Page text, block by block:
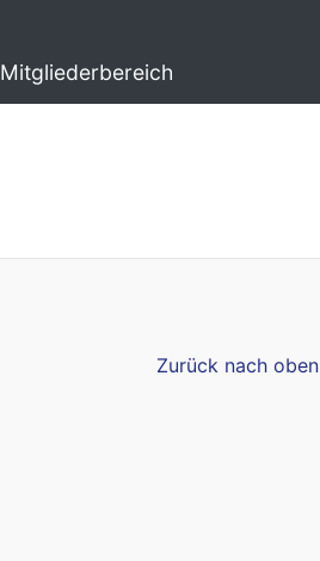
Mitgliederbereich
Zurück nach oben